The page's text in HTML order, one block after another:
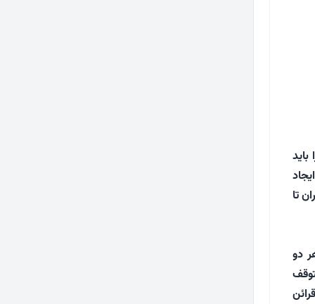
تا
دو